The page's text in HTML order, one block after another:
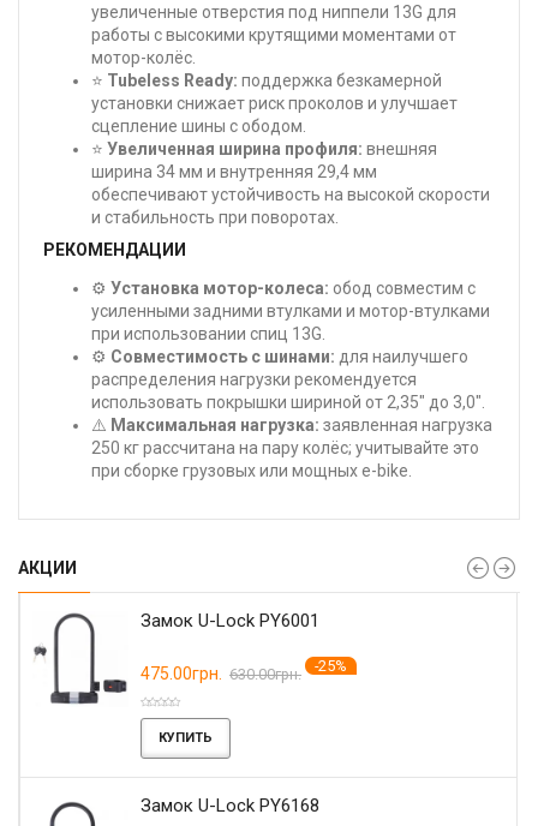
увеличенные отверстия под ниппели 13G для
работы с высокими крутящими моментами от
мотор-колёс.
⭐ Tubeless Ready: поддержка безкамерной
установки снижает риск проколов и улучшает
сцепление шины с ободом.
⭐ Увеличенная ширина профиля: внешняя
ширина 34 мм и внутренняя 29,4 мм
обеспечивают устойчивость на высокой скорости
и стабильность при поворотах.
РЕКОМЕНДАЦИИ
⚙️ Установка мотор-колеса: обод совместим с
усиленными задними втулками и мотор-втулками
при использовании спиц 13G.
⚙️ Совместимость с шинами: для наилучшего
распределения нагрузки рекомендуется
использовать покрышки шириной от 2,35" до 3,0".
⚠️ Максимальная нагрузка: заявленная нагрузка
250 кг рассчитана на пару колёс; учитывайте это
при сборке грузовых или мощных e-bike.
АКЦИИ
Замок U-Lock PY6001
475.00грн. 630.00грн. -25%
КУПИТЬ
Замок U-Lock PY6168